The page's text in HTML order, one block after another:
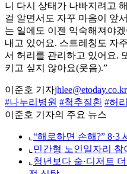
니 다시 상태가 나빠지려고
걸 알면서도 자꾸 마음이 앞
는 일에도 이젠 익숙해져야
내고 있어요. 스트레칭도 자
서 허리를 관리하고 있어요.
키고 싶지 않아요(웃음).”
이준호 기자jhlee@etoday.co.kr
#나누리병원 #척추질환 #허
이준호 기자의 주요 뉴스
⌞ “해로하면 손해?” 8·3
⌞ 민간형 노인일자리 참
⌞ 청년보다 술·디저트